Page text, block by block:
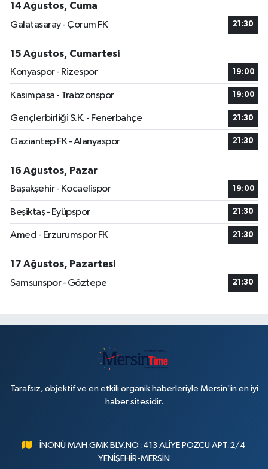
14 Ağustos, Cuma
Galatasaray - Çorum FK
21:30
15 Ağustos, Cumartesi
Konyaspor - Rizespor
19:00
Kasımpaşa - Trabzonspor 19:00
Gençlerbirliği S.K. - Fenerbahçe 21:30
Gaziantep FK - Alanyaspor 21:30
16 Ağustos, Pazar
Başakşehir - Kocaelispor
19:00
Beşiktaş - Eyüpspor 21:30
Amed - Erzurumspor FK 21:30
17 Ağustos, Pazartesi
Samsunspor - Göztepe
21:30
Tarafsız, objektif ve en etkili organik haberleriyle Mersin'in en iyi
haber sitesidir.
İNÖNÜ MAH.GMK BLV.NO :413 ALİYE POZCU APT.2/4
YENİŞEHİR-MERSİN